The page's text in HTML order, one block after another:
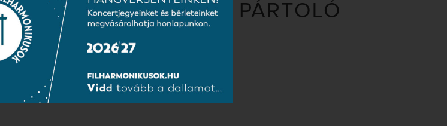
– BARÁTI KÖR, PÁRTOLÓ